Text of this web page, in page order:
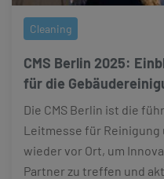
Cleaning
CMS Berlin 2025:
für die
Die CMS Berlin ist die
Leitmesse für Reinigung
wieder vor Ort, um
Partner zu treffen und